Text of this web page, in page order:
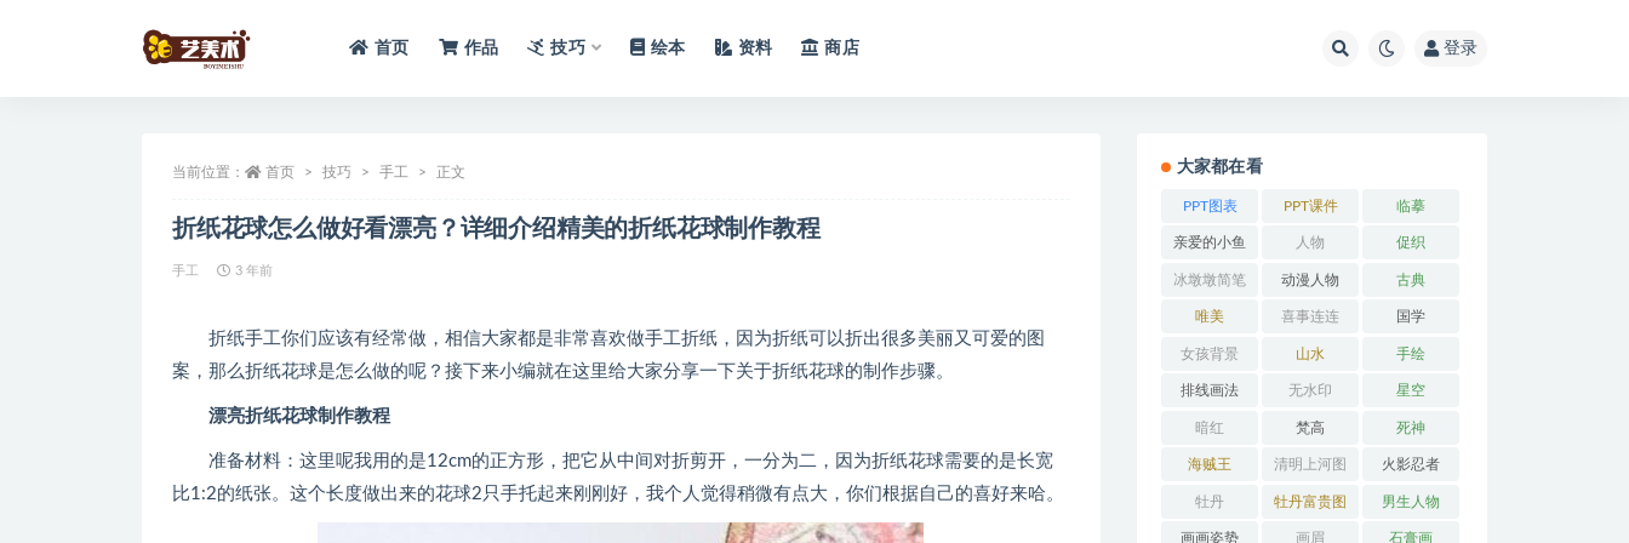
首页 作品 技巧 绘本 资料 商店 登录
当前位置： 首页 技巧 手工 正文
折纸花球怎么做好看漂亮？详细介绍精美的折纸花球制作教程
手工 3 年前
折纸手工你们应该有经常做，相信大家都是非常喜欢做手工折纸，因为折纸可以折出很多美丽又可爱的图
案，那么折纸花球是怎么做的呢？接下来小编就在这里给大家分享一下关于折纸花球的制作步骤。
漂亮折纸花球制作教程
准备材料：这里呢我用的是12cm的正方形，把它从中间对折剪开，一分为二，因为折纸花球需要的是长宽
比1:2的纸张。这个长度做出来的花球2只手托起来刚刚好，我个人觉得稍微有点大，你们根据自己的喜好来哈。
大家都在看
PPT图表 PPT课件 临摹
亲爱的小鱼 人物 促织
冰墩墩简笔
画
动漫人物 古典
唯美 喜事连连 国学
女孩背景 山水 手绘
排线画法 无水印 星空
暗红 梵高 死神
海贼王 清明上河图 火影忍者
牡丹 牡丹富贵图 男生人物
画画姿势 画眉 石膏画